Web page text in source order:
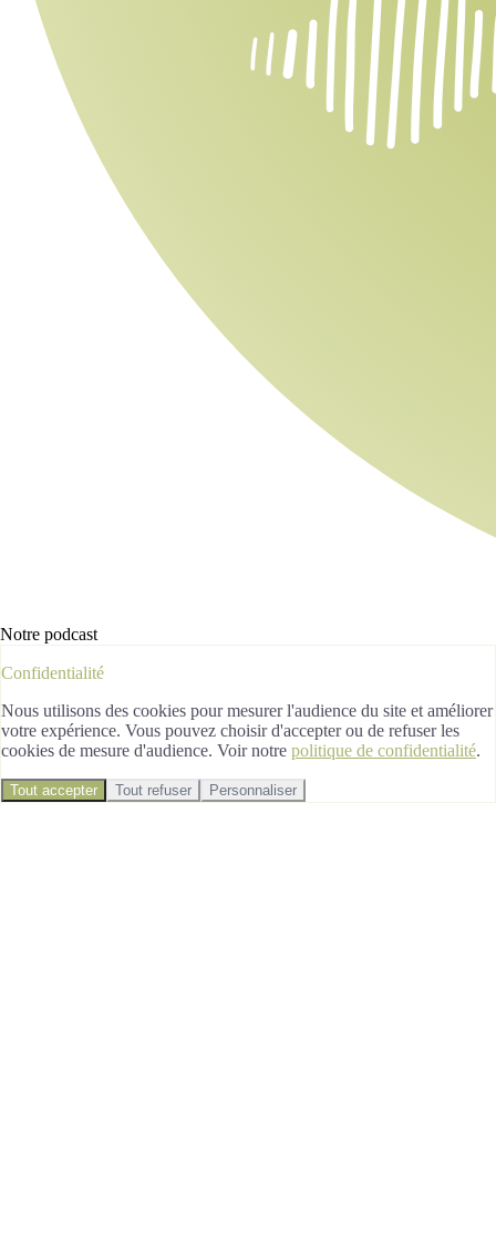
Notre podcast
Confidentialité
Nous utilisons des cookies pour mesurer l'audience du site et améliorer
votre expérience. Vous pouvez choisir d'accepter ou de refuser les
cookies de mesure d'audience. Voir notre politique de confidentialité.
Tout accepter Tout refuser Personnaliser